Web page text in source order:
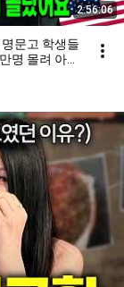
2:56:06
문고 학생들
명 몰려 아수